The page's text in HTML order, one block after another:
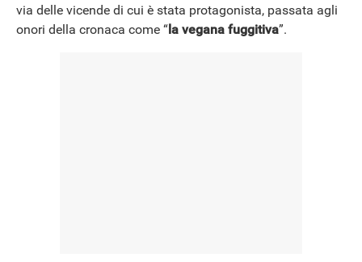
via delle vicende di cui è stata protagonista, passata agli
onori della cronaca come “la vegana fuggitiva”.